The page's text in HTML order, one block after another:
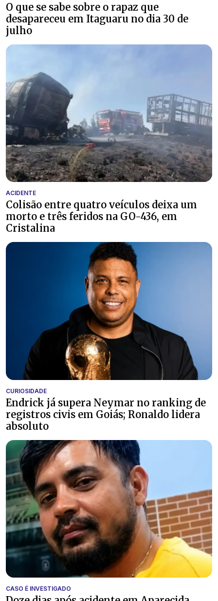
O que se sabe sobre o rapaz que
desapareceu em Itaguaru no dia 30 de
julho
ACIDENTE
Colisão entre quatro veículos deixa um
morto e três feridos na GO-436, em
Cristalina
CURIOSIDADE
Endrick já supera Neymar no ranking de
registros civis em Goiás; Ronaldo lidera
absoluto
CASO É INVESTIGADO